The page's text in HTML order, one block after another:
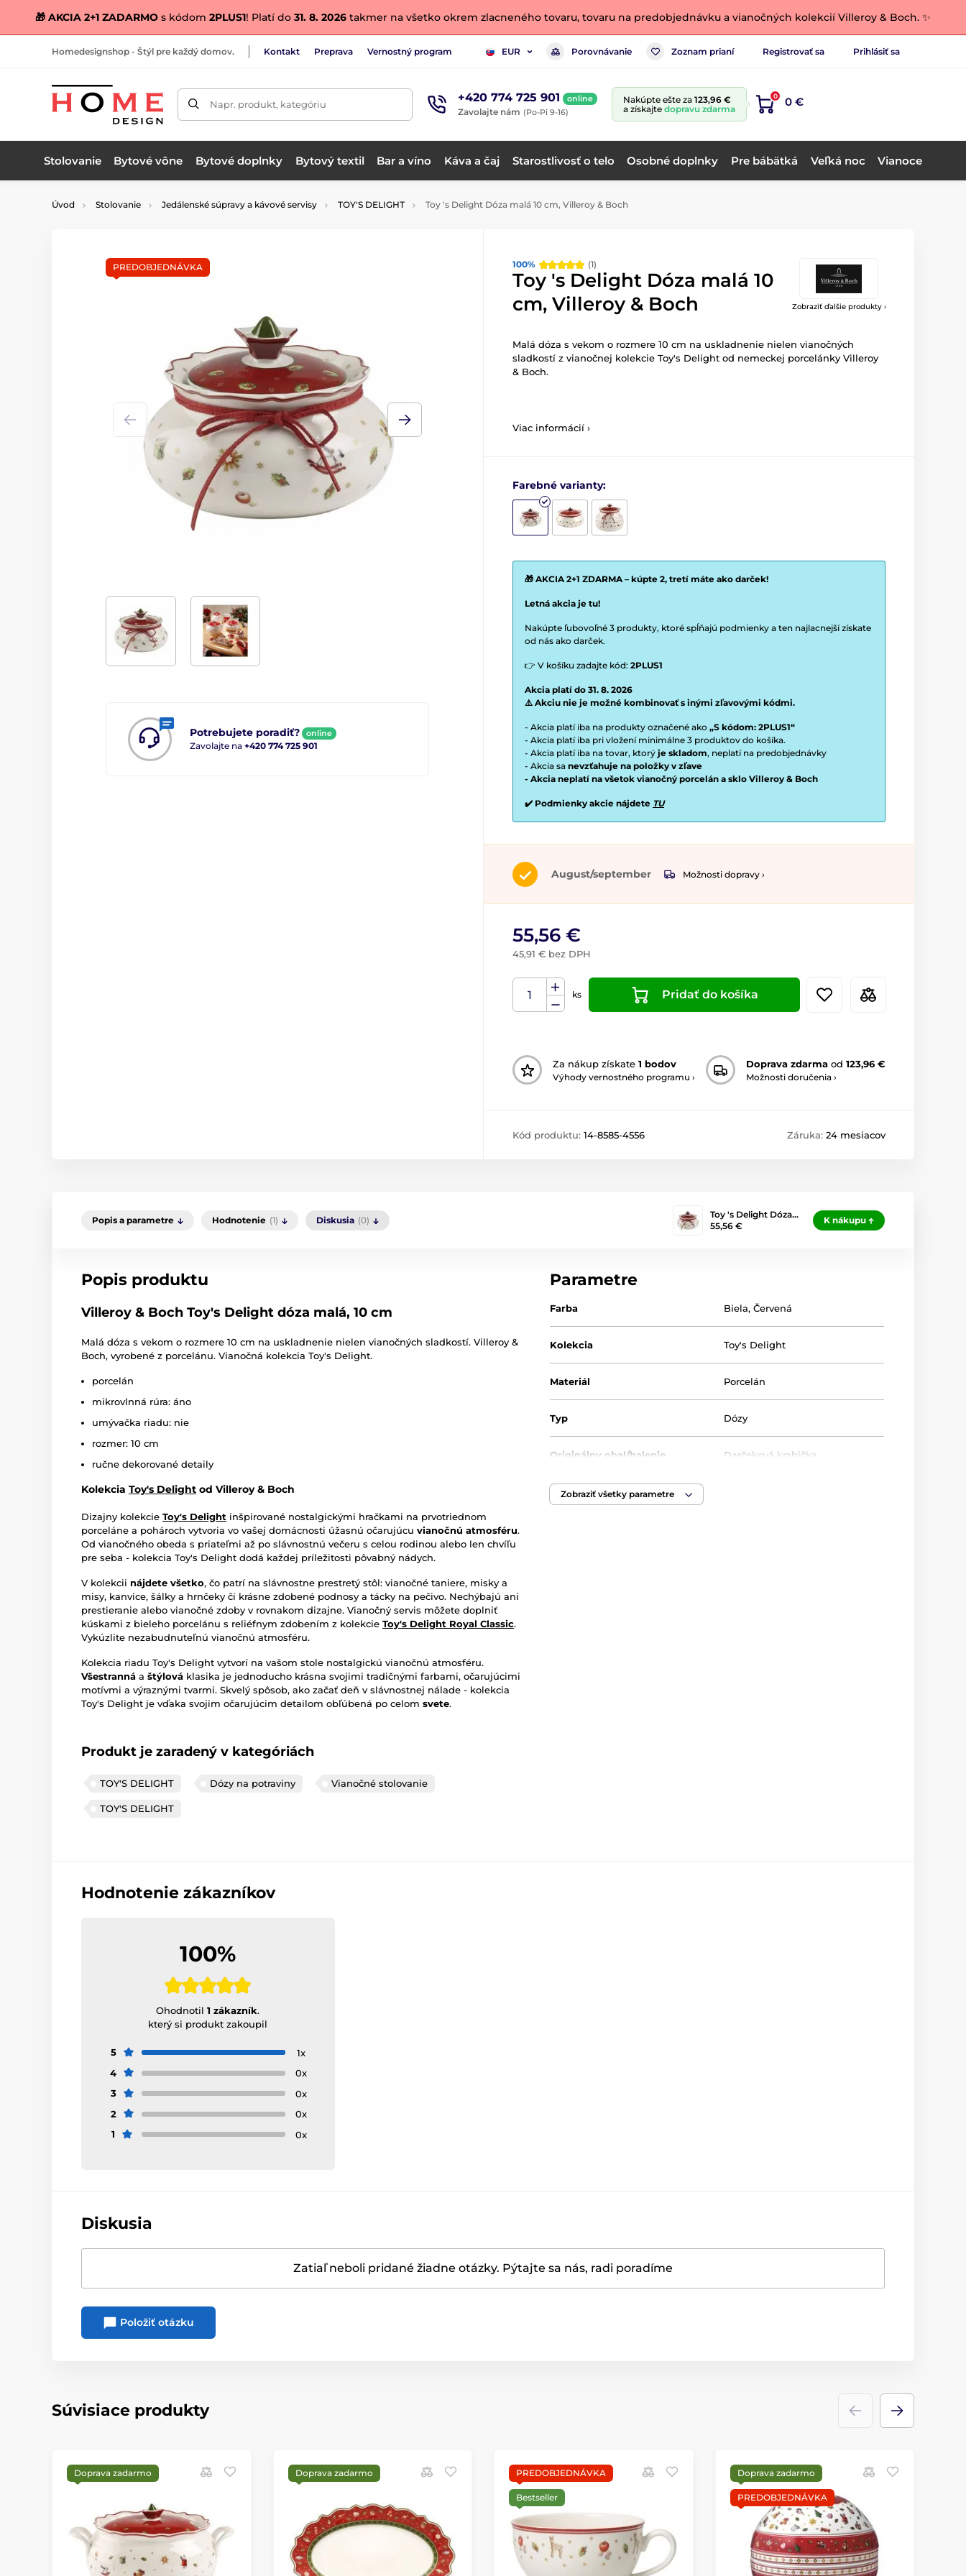
🎁 AKCIA 2+1 ZADARMO s kódom 2PLUS1! Platí do 31. 8. 2026 takmer na všetko okrem zlacneného tovaru, tovaru na predobjednávku a vianočných kolekcií Villeroy & Boch. ✨
Homedesignshop - Štýl pre každý domov. Kontakt Preprava Vernostný program EUR Porovnávanie Zoznam prianí Registrovať sa Prihlásiť sa
Napr. produkt, kategóriu +420 774 725 901 online
Zavolajte nám (Po-Pi 9-16)
Nakúpte ešte za 123,96 €
a získajte dopravu zdarma
0 0 €
Stolovanie Bytové vône Bytové doplnky Bytový textil Bar a víno Káva a čaj Starostlivosť o telo Osobné doplnky Pre bábätká Veľká noc Vianoce
Úvod Stolovanie Jedálenské súpravy a kávové servisy TOY'S DELIGHT Toy 's Delight Dóza malá 10 cm, Villeroy & Boch
100% (1)
Zobraziť ďalšie produkty ›
Potrebujete poradiť? online
Zavolajte na +420 774 725 901
PREDOBJEDNÁVKA
Toy 's Delight Dóza malá 10
cm, Villeroy & Boch
Malá dóza s vekom o rozmere 10 cm na uskladnenie nielen vianočných
sladkostí z vianočnej kolekcie Toy's Delight od nemeckej porcelánky Villeroy
& Boch.
Viac informácií ›
Farebné varianty:
🎁 AKCIA 2+1 ZDARMA – kúpte 2, tretí máte ako darček!
Letná akcia je tu!
Nakúpte ľubovoľné 3 produkty, ktoré spĺňajú podmienky a ten najlacnejší získate
od nás ako darček.
👉 V košíku zadajte kód: 2PLUS1
Akcia platí do 31. 8. 2026
⚠️ Akciu nie je možné kombinovať s inými zľavovými kódmi.
- Akcia platí iba na produkty označené ako „S kódom: 2PLUS1“
- Akcia platí iba pri vložení minimálne 3 produktov do košíka.
- Akcia platí iba na tovar, ktorý je skladom, neplatí na predobjednávky
- Akcia sa nevzťahuje na položky v zľave
- Akcia neplatí na všetok vianočný porcelán a sklo Villeroy & Boch
✔️ Podmienky akcie nájdete TU
August/september Možnosti dopravy ›
55,56 €
45,91 € bez DPH
ks Pridať do košíka
Za nákup získate 1 bodov
Výhody vernostného programu ›
Doprava zdarma od 123,96 €
Možnosti doručenia ›
Kód produktu: 14-8585-4556 Záruka: 24 mesiacov
Popis a parametre Hodnotenie (1) Diskusia (0)
Toy 's Delight Dóza…
55,56 €
K nákupu
Popis produktu
Villeroy & Boch Toy's Delight dóza malá, 10 cm
Malá dóza s vekom o rozmere 10 cm na uskladnenie nielen vianočných sladkostí. Villeroy &
Boch, vyrobené z porcelánu. Vianočná kolekcia Toy's Delight.
porcelán
mikrovlnná rúra: áno
umývačka riadu: nie
rozmer: 10 cm
ručne dekorované detaily
Kolekcia Toy's Delight od Villeroy & Boch
Dizajny kolekcie Toy's Delight inšpirované nostalgickými hračkami na prvotriednom
porceláne a pohároch vytvoria vo vašej domácnosti úžasnú očarujúcu vianočnú atmosféru.
Od vianočného obeda s priateľmi až po slávnostnú večeru s celou rodinou alebo len chvíľu
pre seba - kolekcia Toy's Delight dodá každej príležitosti pôvabný nádych.
V kolekcii nájdete všetko, čo patrí na slávnostne prestretý stôl: vianočné taniere, misky a
misy, kanvice, šálky a hrnčeky či krásne zdobené podnosy a tácky na pečivo. Nechýbajú ani
prestieranie alebo vianočné zdoby v rovnakom dizajne. Vianočný servis môžete doplniť
kúskami z bieleho porcelánu s reliéfnym zdobením z kolekcie Toy's Delight Royal Classic.
Vykúzlite nezabudnuteľnú vianočnú atmosféru.
Kolekcia riadu Toy's Delight vytvorí na vašom stole nostalgickú vianočnú atmosféru.
Všestranná a štýlová klasika je jednoducho krásna svojimi tradičnými farbami, očarujúcimi
motívmi a výraznými tvarmi. Skvelý spôsob, ako začať deň v slávnostnej nálade - kolekcia
Toy's Delight je vďaka svojim očarujúcim detailom obľúbená po celom svete.
Produkt je zaradený v kategóriách
TOY'S DELIGHT Dózy na potraviny Vianočné stolovanie
TOY'S DELIGHT
Parametre
Farba Biela,Červená
Kolekcia Toy's Delight
Materiál Porcelán
Typ Dózy
Originálny obal/balenie Darčeková krabička
Zobraziť všetky parametre
Hodnotenie zákazníkov
100%
Ohodnotil1 zákazník.
který si produkt zakoupil
5
1x
4
0x
3
0x
2
0x
1
0x
Diskusia
Zatiaľ neboli pridané žiadne otázky. Pýtajte sa nás, radi poradíme
Položiť otázku
Súvisiace produkty
Doprava zadarmo Doprava zadarmo PREDOBJEDNÁVKA
Bestseller
Doprava zadarmo
PREDOBJEDNÁVKA